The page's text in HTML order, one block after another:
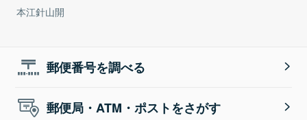
本江針山開
郵便番号を調べる
郵便局・ATM・ポストをさがす